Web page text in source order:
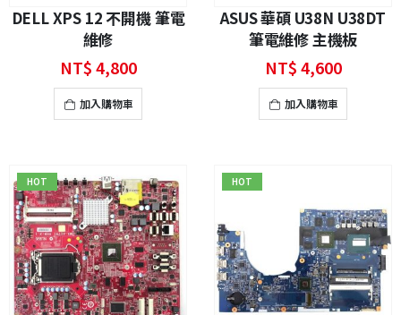
DELL XPS 12 不開機 筆電
維修
NT$4,800
加入購物車
ASUS 華碩 U38N U38DT
筆電維修 主機板
NT$4,600
加入購物車
HOT HOT